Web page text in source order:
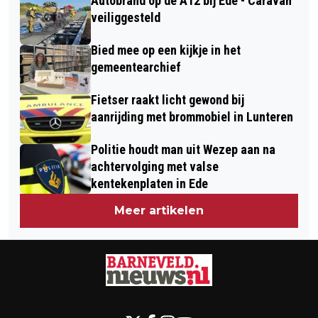
veiliggesteld
Bied mee op een kijkje in het
gemeentearchief
Fietser raakt licht gewond bij
aanrijding met brommobiel in Lunteren
Politie houdt man uit Wezep aan na
achtervolging met valse
kentekenplaten in Ede
Meer artikelen